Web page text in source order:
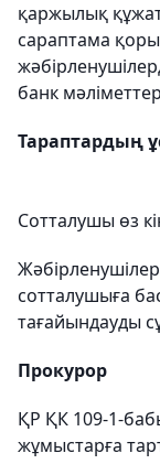
қаржылық
сараптама
банк
Тараптардың
Сотталушы өз
Жәбірленушілер
сотталушыға
тағайындауды
Прокурор
ҚР ҚК 109-1-
жұмыстарға